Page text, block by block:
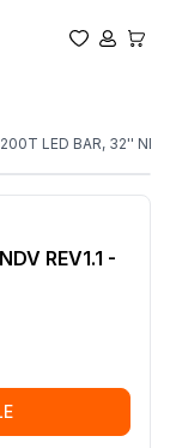
Favorilerim
Hesabım
LED BAR, 32''
REV1.1 -